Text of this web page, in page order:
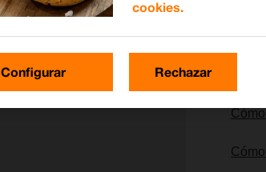
cookies.
Configurar Rechazar